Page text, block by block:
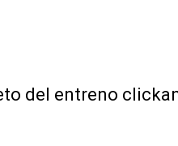
del entreno